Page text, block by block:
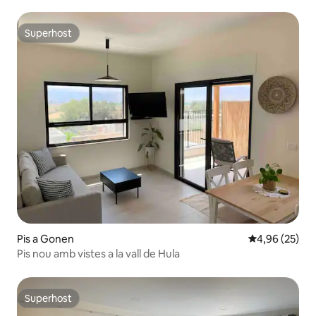
Superhost
Superhost
Pis a Gonen 4,96 de
4,96 (25)
Pis nou amb vistes a la vall de Hula
Superhost
Superhost